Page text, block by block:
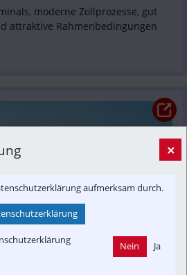
moderne Zollprozesse, gut
attraktive Rahmenbedingungen
×
aufmerksam durch.
Nein Ja